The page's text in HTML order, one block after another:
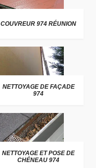
COUVREUR 974 RÉUNION
NETTOYAGE DE FAÇADE
974
NETTOYAGE ET POSE DE
CHÉNEAU 974